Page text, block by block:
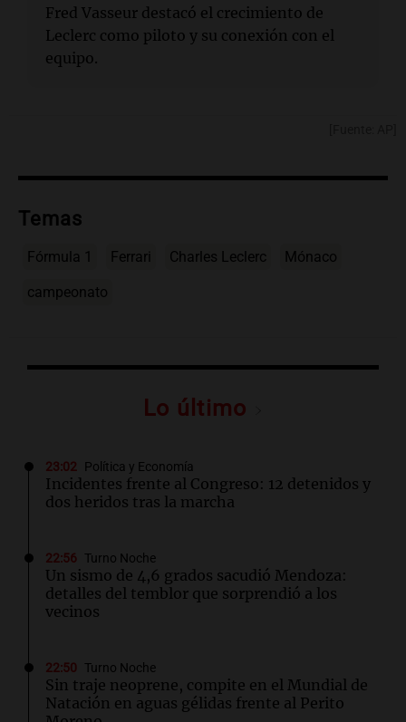
Fred Vasseur destacó el crecimiento de
Leclerc como piloto y su conexión con el
equipo.
Temas
Fórmula 1 Ferrari Charles Leclerc Mónaco
campeonato
Lo último
23:02 Política y Economía
Incidentes frente al Congreso: 12 detenidos y
dos heridos tras la marcha
22:56 Turno Noche
Un sismo de 4,6 grados sacudió Mendoza:
detalles del temblor que sorprendió a los
vecinos
22:50 Turno Noche
Sin traje neoprene, compite en el Mundial de
Natación en aguas gélidas frente al Perito